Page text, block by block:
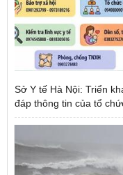
Sở Y tế Hà Nội: Triển
đáp thông tin của tổ